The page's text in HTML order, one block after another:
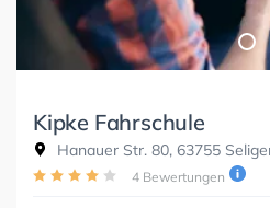
Kipke Fahrschule
Hanauer Str. 80, 63755
4 Bewertungen